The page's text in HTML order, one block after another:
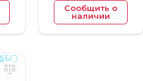
Сообщить о
наличии